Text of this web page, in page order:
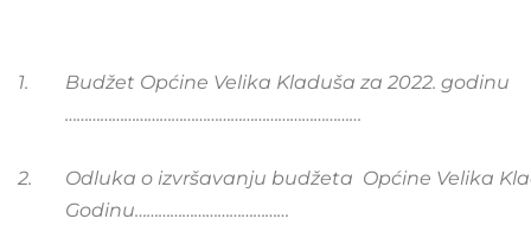
1.
Budžet Općine Velika Kladuša za 2022. godinu
…………………………………………………………………
2.
Odluka o izvršavanju budžeta Općine Velika
Godinu…………………………………